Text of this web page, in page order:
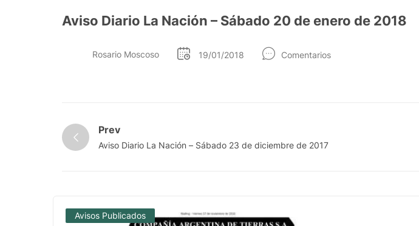
Aviso Diario La Nación – Sábado 20 de enero de 2018
Rosario Moscoso 19/01/2018 Comentarios
Prev
Aviso Diario La Nación – Sábado 23 de diciembre de 2017
Avisos Publicados